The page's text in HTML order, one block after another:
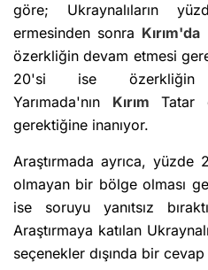
göre; Ukraynalıların
ermesinden sonra Kırım'da
özerkliğin devam etmesi
20'si ise özerkliğin
Yarımada'nın Kırım Tatar
gerektiğine inanıyor.
Araştırmada ayrıca, yüzde
olmayan bir bölge olması
ise soruyu yanıtsız
Araştırmaya katılan
seçenekler dışında bir